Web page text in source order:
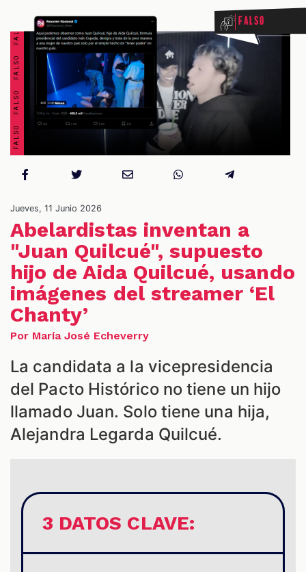
Falso
Jueves, 11 Junio 2026
Abelardistas inventan a
"Juan Quilcué", supuesto
hijo de Aida Quilcué, usando
imágenes del streamer ‘El
Chanty’
Por María José Echeverry
La candidata a la vicepresidencia
del Pacto Histórico no tiene un hijo
llamado Juan. Solo tiene una hija,
Alejandra Legarda Quilcué.
3 DATOS CLAVE: